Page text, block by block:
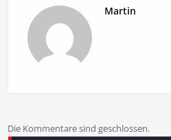
Martin
Die Kommentare sind geschlossen.